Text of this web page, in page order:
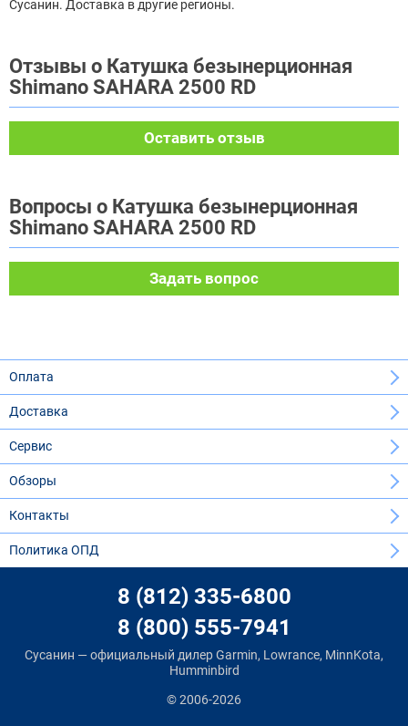
Сусанин. Доставка в другие регионы.
Отзывы о Катушка безынерционная
Shimano SAHARA 2500 RD
Оставить отзыв
Вопросы о Катушка безынерционная
Shimano SAHARA 2500 RD
Задать вопрос
Оплата
Доставка
Сервис
Обзоры
Контакты
Политика ОПД
8 (812) 335-6800
8 (800) 555-7941
Сусанин — официальный дилер Garmin, Lowrance, MinnKota,
Humminbird
© 2006-2026